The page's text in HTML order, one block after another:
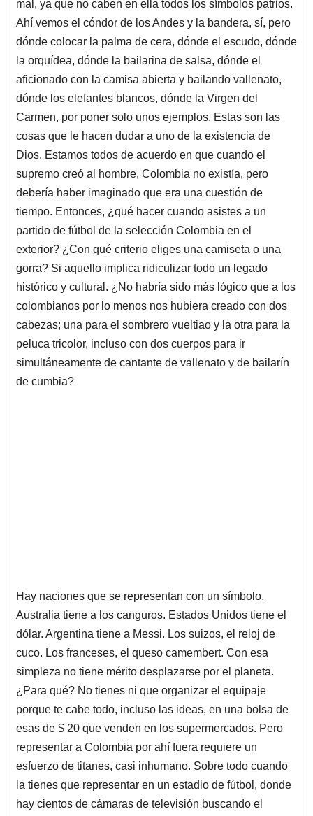
A
p
p
o
o
k
d
I
n
d
s
mal, ya que no caben en ella todos los símbolos patrios.
Ahí vemos el cóndor de los Andes y la bandera, sí, pero
dónde colocar la palma de cera, dónde el escudo, dónde
la orquídea, dónde la bailarina de salsa, dónde el
aficionado con la camisa abierta y bailando vallenato,
dónde los elefantes blancos, dónde la Virgen del
Carmen, por poner solo unos ejemplos. Estas son las
cosas que le hacen dudar a uno de la existencia de
Dios. Estamos todos de acuerdo en que cuando el
supremo creó al hombre, Colombia no existía, pero
debería haber imaginado que era una cuestión de
tiempo. Entonces, ¿qué hacer cuando asistes a un
partido de fútbol de la selección Colombia en el
exterior? ¿Con qué criterio eliges una camiseta o una
gorra? Si aquello implica ridiculizar todo un legado
histórico y cultural. ¿No habría sido más lógico que a los
colombianos por lo menos nos hubiera creado con dos
cabezas; una para el sombrero vueltiao y la otra para la
peluca tricolor, incluso con dos cuerpos para ir
simultáneamente de cantante de vallenato y de bailarín
de cumbia?
Hay naciones que se representan con un símbolo.
Australia tiene a los canguros. Estados Unidos tiene el
dólar. Argentina tiene a Messi. Los suizos, el reloj de
cuco. Los franceses, el queso camembert. Con esa
simpleza no tiene mérito desplazarse por el planeta.
¿Para qué? No tienes ni que organizar el equipaje
porque te cabe todo, incluso las ideas, en una bolsa de
esas de $ 20 que venden en los supermercados. Pero
representar a Colombia por ahí fuera requiere un
esfuerzo de titanes, casi inhumano. Sobre todo cuando
la tienes que representar en un estadio de fútbol, donde
hay cientos de cámaras de televisión buscando el